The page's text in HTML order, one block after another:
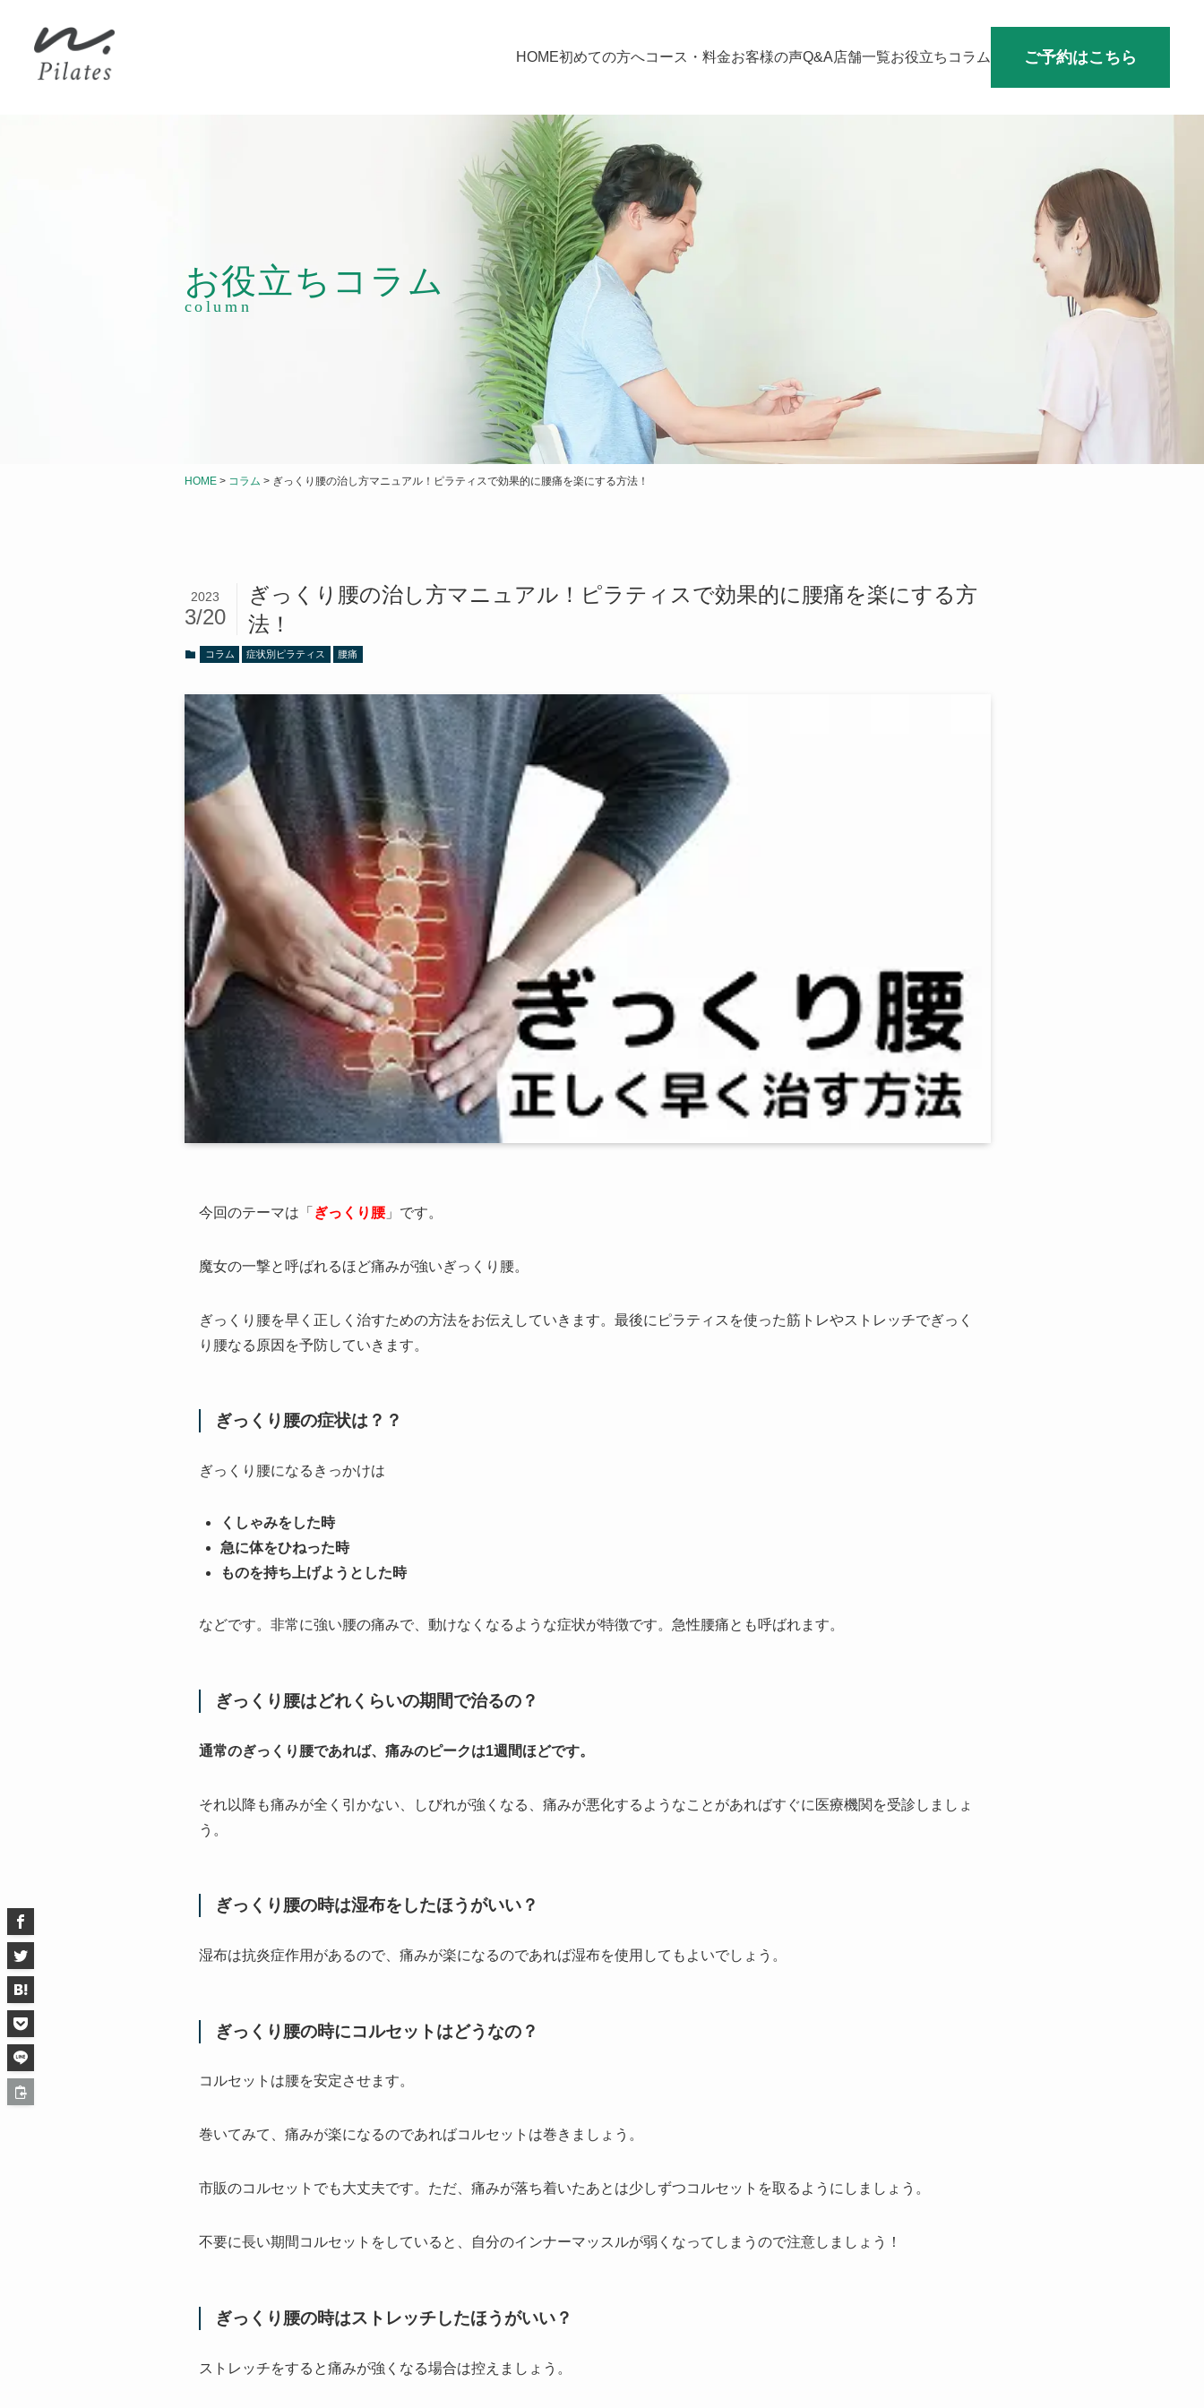
HOME初めての方へコース・料金お客様の声Q&A店舗一覧お役立ちコラム ご予約はこちら
お役立ち コラム
column
HOME> コラム > ぎっくり腰の治し方マニュアル！ピラティスで効果的に腰痛を楽にする方法！
ぎっくり腰の治し方マニュアル！ピラティスで効果的に腰痛を楽にする方
法！
2023
3/20
コラム 症状別ピラティス 腰痛
今回のテーマは「 ぎっくり腰」です。
魔女の一撃と呼ばれるほど痛みが強いぎっくり腰。
ぎっくり腰を早く正しく治すための方法をお伝えしていきます。最後にピラティスを使った筋トレやストレッチでぎっく
り腰なる原因を予防していきます。
ぎっくり腰の症状は？？
ぎっくり腰になるきっかけは
くしゃみをした時
急に体をひねった時
ものを持ち上げようとした時
などです。非常に強い腰の痛みで、動けなくなるような症状が特徴です。急性腰痛とも呼ばれます。
ぎっくり腰はどれくらいの期間で治るの？
通常のぎっくり腰であれば、痛みのピークは1週間ほどです。
それ以降も痛みが全く引かない、しびれが強くなる、痛みが悪化するようなことがあればすぐに医療機関を受診しましょ
う。
ぎっくり腰の時は湿布をしたほうがいい？
湿布は抗炎症作用があるので、痛みが楽になるのであれば湿布を使用してもよいでしょう。
ぎっくり腰の時にコルセットはどうなの？
コルセットは腰を安定させます。
巻いてみて、痛みが楽になるのであればコルセットは巻きましょう。
市販のコルセットでも大丈夫です。ただ、痛みが落ち着いたあとは少しずつコルセットを取るようにしましょう。
不要に長い期間コルセットをしていると、自分のインナーマッスルが弱くなってしまうので注意しましょう！
ぎっくり腰の時はストレッチしたほうがいい？
ストレッチをすると痛みが強くなる場合は控えましょう。